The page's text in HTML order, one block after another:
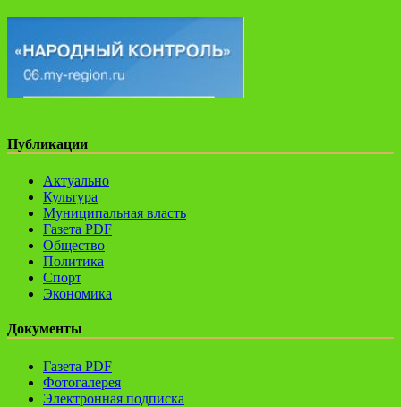
Публикации
Актуально
Культура
Муниципальная власть
Газета PDF
Общество
Политика
Спорт
Экономика
Документы
Газета PDF
Фотогалерея
Электронная подписка